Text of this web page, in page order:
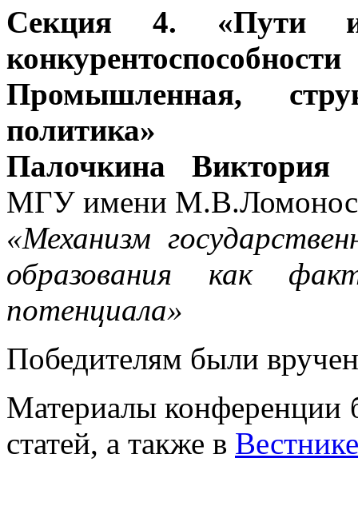
Секция 4. «Пути
Промышленная,
политика»
Палочкина
МГУ имени
«Механизм
образования как
потенциала»
Победителям были
Материалы конференции
статей, а также в